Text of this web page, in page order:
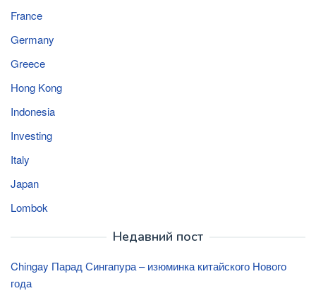
France
Germany
Greece
Hong Kong
Indonesia
Investing
Italy
Japan
Lombok
Недавний пост
Chingay Парад Сингапура – изюминка китайского Нового
года